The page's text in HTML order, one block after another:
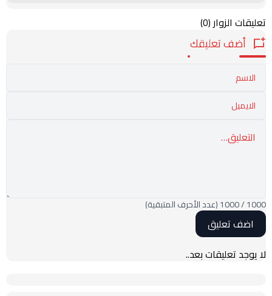
تعليقات الزوار(0)
أضف تعليقك
1000
/
1000(عدد الأحرف المتبقية)
لا يوجد تعليقات بعد..